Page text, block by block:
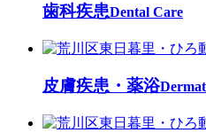
歯科疾患Dental Care
皮膚疾患・薬浴